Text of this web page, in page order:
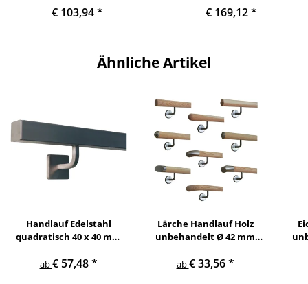
cm mit 3 Halter
€ 103,94*
cm mit 3 Halter
€ 169,12*
Ähnliche Artikel
Handlauf Edelstahl
quadratisch 40 x 40 mm
Edelstahlhalter
ab€ 57,48*
Lärche Handlauf Holz
unbehandelt Ø 42 mm
Edelstahlhalter und
ab€ 33,56*